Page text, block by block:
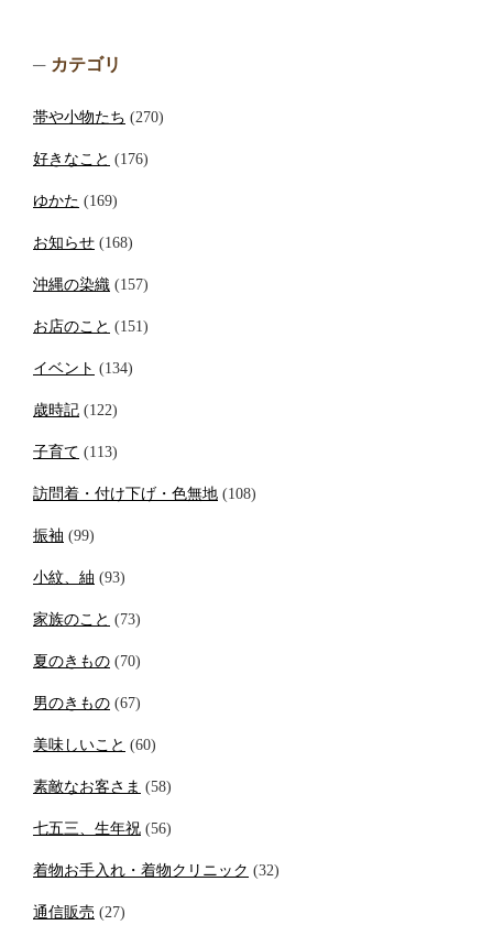
カテゴリ
帯や小物たち (270)
好きなこと (176)
ゆかた (169)
お知らせ (168)
沖縄の染織 (157)
お店のこと (151)
イベント (134)
歳時記 (122)
子育て (113)
訪問着・付け下げ・色無地 (108)
振袖 (99)
小紋、紬 (93)
家族のこと (73)
夏のきもの (70)
男のきもの (67)
美味しいこと (60)
素敵なお客さま (58)
七五三、生年祝 (56)
着物お手入れ・着物クリニック (32)
通信販売 (27)